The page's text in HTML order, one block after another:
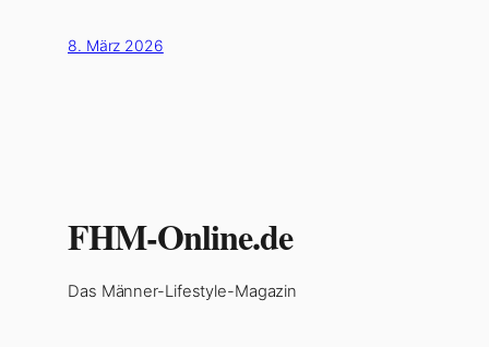
8. März 2026
FHM-Online.de
Das Männer-Lifestyle-Magazin